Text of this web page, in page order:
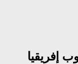
إفريقيا